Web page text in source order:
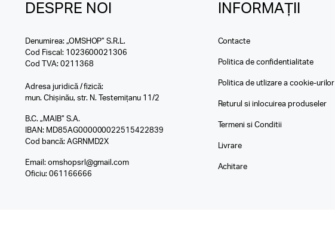
DESPRE NOI
Denumirea: „OMSHOP” S.R.L.
Cod Fiscal: 1023600021306
Cod TVA: 0211368
Adresa juridică / fizică:
mun. Chișinău, str. N. Testemițanu 11/2
B.C. „MAIB” S.A.
IBAN: MD85AG000000022515422839
Cod bancă: AGRNMD2X
Email: omshopsrl@gmail.com
Oficiu: 061166666
INFORMAȚII
Contacte
Politica de confidentialitate
Politica de utlizare a cookie-urilor
Returul si inlocuirea produseler
Termeni si Conditii
Livrare
Achitare